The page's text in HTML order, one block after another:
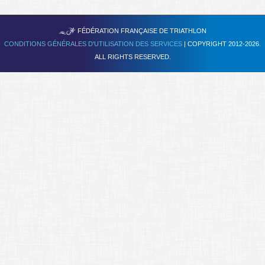
Se former
FÉDÉRATION FRANÇAISE DE TRIATHLON
CONDITIONS GÉNÉRALES D'UTILISATION DES SERVICES | COPYRIGHT 2012-2026.
ALL RIGHTS RESERVED.